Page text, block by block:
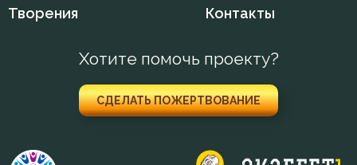
Помощь Божия
Творения
Контакты
Хотите помочь проекту?
СДЕЛАТЬ ПОЖЕРТВОВАНИЕ